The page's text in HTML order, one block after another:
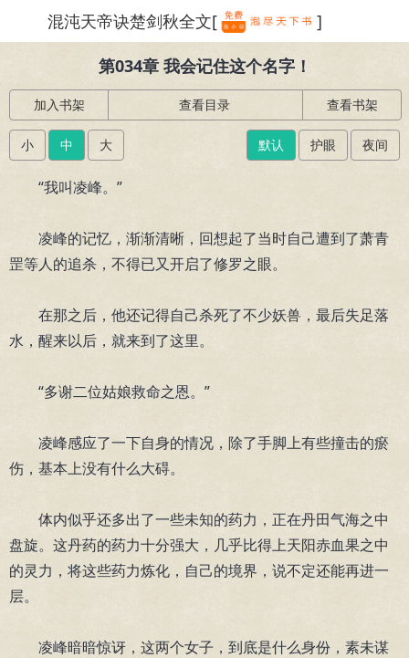
混沌天帝诀楚剑秋全文[ ]
第034章 我会记住这个名字！
加入书架 查看目录 查看书架
小 中 大 默认 护眼 夜间
“我叫凌峰。”
凌峰的记忆，渐渐清晰，回想起了当时自己遭到了萧青
罡等人的追杀，不得已又开启了修罗之眼。
在那之后，他还记得自己杀死了不少妖兽，最后失足落
水，醒来以后，就来到了这里。
“多谢二位姑娘救命之恩。”
凌峰感应了一下自身的情况，除了手脚上有些撞击的瘀
伤，基本上没有什么大碍。
体内似乎还多出了一些未知的药力，正在丹田气海之中
盘旋。这丹药的药力十分强大，几乎比得上天阳赤血果之中
的灵力，将这些药力炼化，自己的境界，说不定还能再进一
层。
凌峰暗暗惊讶，这两个女子，到底是什么身份，素未谋